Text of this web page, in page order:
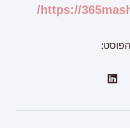
https://